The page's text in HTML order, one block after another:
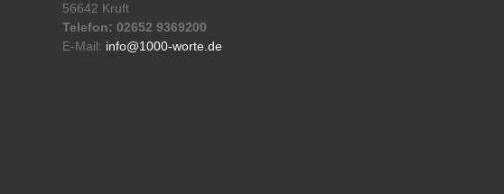
56642 Kruft
Telefon: 02652 9369200
E-Mail: info@1000-worte.de